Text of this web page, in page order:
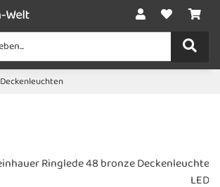
Deckenleuchten